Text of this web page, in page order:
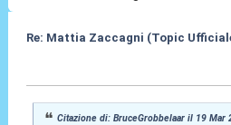
Re: Mattia Zaccagni (Topic
Citazione di: BruceGrobbelaar il 19 Mar